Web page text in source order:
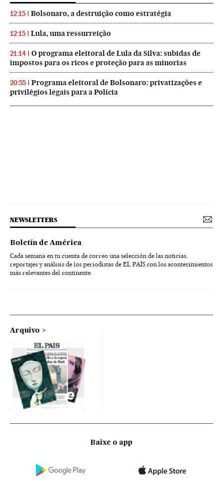
12:15 Bolsonaro, a destruição como estratégia
12:15 Lula, uma ressurreição
21:14
O programa eleitoral de Lula da Silva: subidas de
impostos para os ricos e proteção para as minorias
20:55
Programa eleitoral de Bolsonaro: privatizações e
privilégios legais para a Polícia
NEWSLETTERS
Boletín de América
Cada semana en tu cuenta de correo una selección de las noticias,
reportajes y análisis de los periodistas de EL PAÍS con los acontecimientos
más relevantes del continente.
Arquivo
Baixe o app